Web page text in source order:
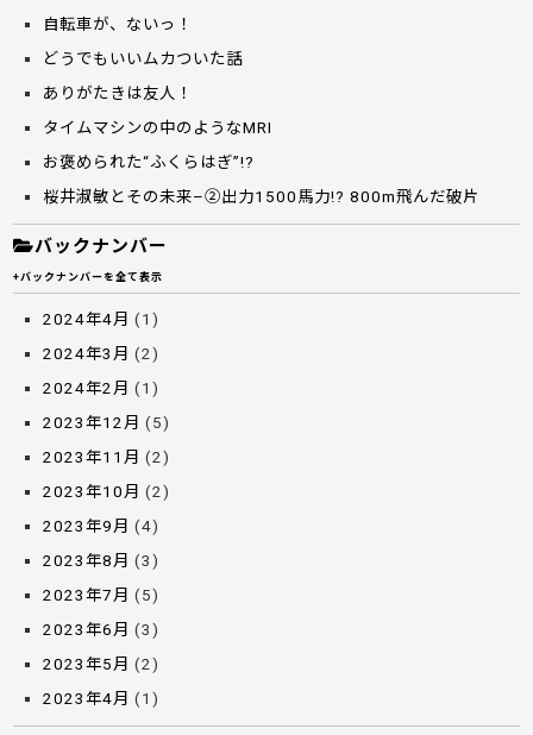
自転車が、ないっ！
どうでもいいムカついた話
ありがたきは友人！
タイムマシンの中のようなMRI
お褒められた“ふくらはぎ”!?
桜井淑敏とその未来–②出力1500馬力!? 800m飛んだ破片
バックナンバー
+バックナンバーを全て表示
2024年4月 (1)
2024年3月 (2)
2024年2月 (1)
2023年12月 (5)
2023年11月 (2)
2023年10月 (2)
2023年9月 (4)
2023年8月 (3)
2023年7月 (5)
2023年6月 (3)
2023年5月 (2)
2023年4月 (1)